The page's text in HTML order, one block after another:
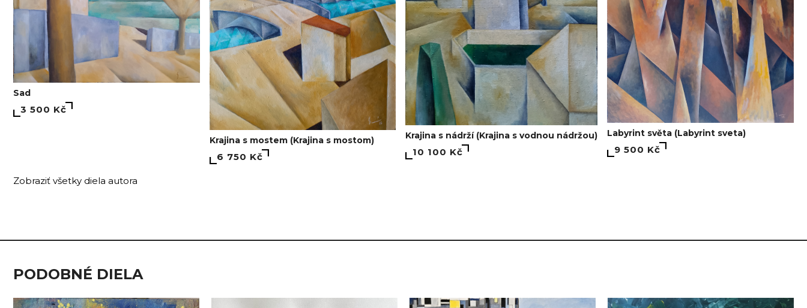
Sad
3 500 Kč
Krajina s mostem (Krajina s mostom)
6 750 Kč
Krajina s nádrží (Krajina s vodnou nádržou)
10 100 Kč
Labyrint světa (Labyrint sveta)
9 500 Kč
Zobraziť všetky diela autora
PODOBNÉ DIELA